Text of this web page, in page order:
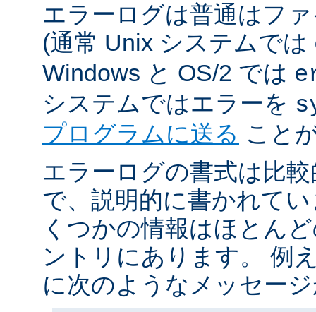
エラーログは普通はフ
(通常 Unix システムでは
Windows と OS/2 では
システムではエラーを
プログラムに送る こと
エラーログの書式は比
で、説明的に書かれて
くつかの情報はほとん
ントリにあります。 例
に次のようなメッセー